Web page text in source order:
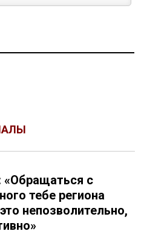
«Обращаться с
тебе региона
непозволительно,